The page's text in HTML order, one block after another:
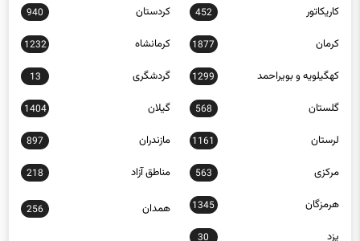
کرمان 1877 کرمانشاه 1232
کهگیلویه و بویراحمد 1299 گردشگری 13
گلستان 568 گیلان 1404
لرستان 1161 مازندران 897
مرکزی 563 مناطق آزاد 218
هرمزگان 1345
256
یزد 30